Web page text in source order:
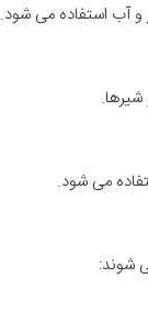
و آب استفاده می شود.
می شود.
شوند: